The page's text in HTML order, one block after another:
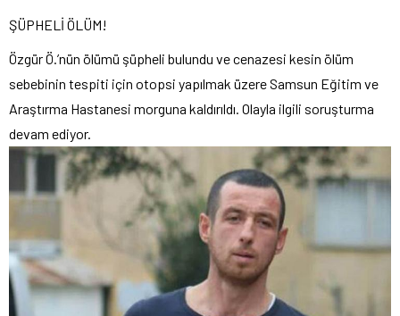
ŞÜPHELİ ÖLÜM!
Özgür Ö.’nün ölümü şüpheli bulundu ve cenazesi kesin ölüm
sebebinin tespiti için otopsi yapılmak üzere Samsun Eğitim ve
Araştırma Hastanesi morguna kaldırıldı. Olayla ilgili soruşturma
devam ediyor.